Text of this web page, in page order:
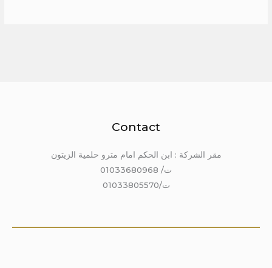
Contact
مقر الشركة : ابن الحكم امام مترو حلمية الزيتون
ت/ 01033680968
ت/01033805570